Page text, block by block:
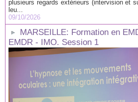
plusieurs regards extérieurs (intervision et
leu...
09/10/2026
MARSEILLE: Formation en
EMDR - IMO. Session 1